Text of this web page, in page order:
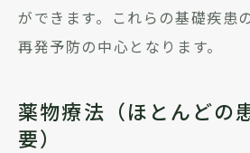
ができます。これらの基礎疾患
再発予防の中心となります。
薬物療法（ほとんどの
要）